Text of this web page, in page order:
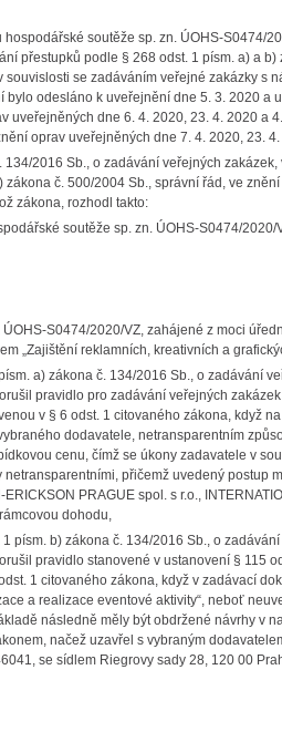
soutěže sp. zn. ÚOHS-S0474/
přestupků podle § 268 odst. 1 písm. a) a
se zadáváním veřejné zakázky s
odesláno k uveřejnění dne 5. 3. 2020 a
uveřejněných dne 6. 4. 2020, 23. 4. 2020 a
oprav uveřejněných dne 7. 4. 2020, 23.
2016 Sb., o zadávání veřejných
zákona č. 500/2004 Sb., správní řád, ve
zákona, rozhodl takto:
soutěže sp. zn. ÚOHS-S0474/
S0474/2020/VZ, zahájené z moci
„Zajištění reklamních, kreativních a
a) zákona č. 134/2016 Sb., o zadávání
pravidlo pro zadávání veřejných
v § 6 odst. 1 citovaného zákona, když
dodavatele, netransparentním
cenu, čímž se úkony zadavatele v
přičemž uvedený postup
PRAGUE spol. s r.o.,
dohodu,
písm. b) zákona č. 134/2016 Sb., o
pravidlo stanovené v ustanovení § 115
1 citovaného zákona, když v zadávací
a realizace eventové aktivity“, neboť
následně měly být obdržené návrhy v
načež uzavřel s vybraným
se sídlem Riegrovy sady 28, 120 00